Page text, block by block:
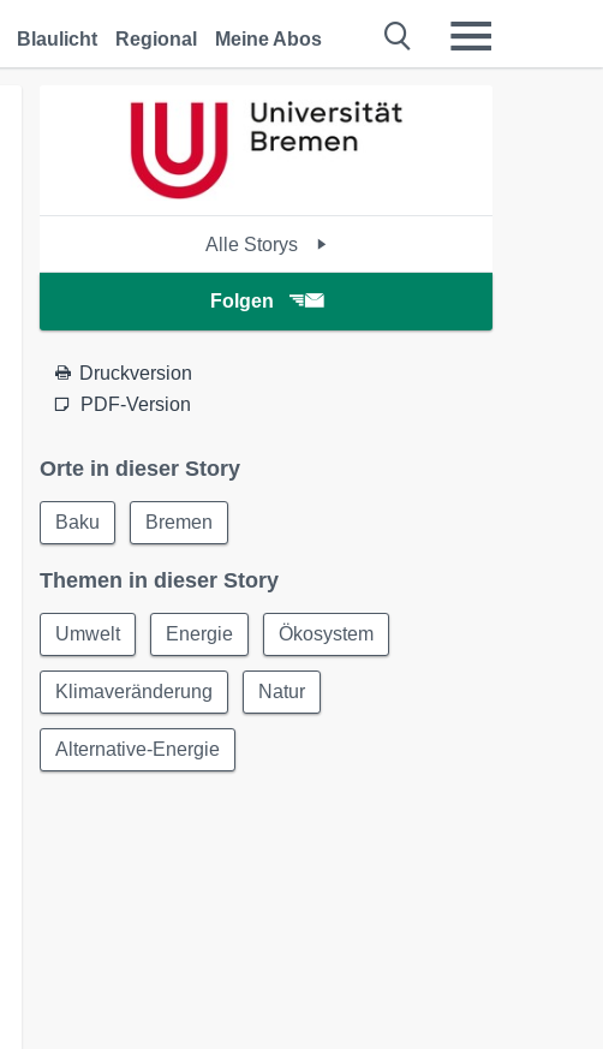
Blaulicht Regional Meine Abos
Alle Storys
Folgen
Druckversion
PDF-Version
Orte in dieser Story
Baku Bremen
Themen in dieser Story
Umwelt Energie Ökosystem
Klimaveränderung Natur
Alternative-Energie